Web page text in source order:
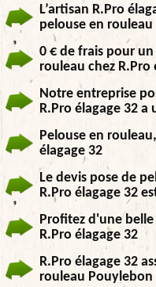
L’artisan R.Pro
pelouse en
0 € de frais pour
rouleau chez R.Pro
Notre entreprise
R.Pro élagage 32
Pelouse en
élagage 32
Le devis pose de
R.Pro élagage 32
Profitez d'une
R.Pro élagage 32
R.Pro élagage 32
rouleau Pouylebon